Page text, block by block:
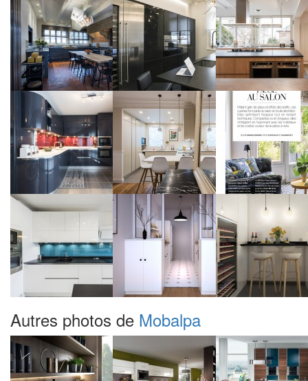
Autres photos de Mobalpa